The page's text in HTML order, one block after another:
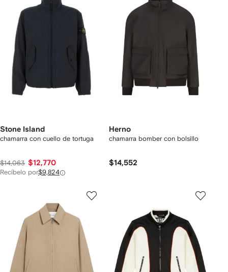
Stone Island
chamarra con cuello de tortuga
$14,063 $12,770
Recíbelo por$9,824
Herno
chamarra bomber con bolsillo
$14,552